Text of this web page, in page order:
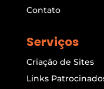
Contato
Serviços
Criação de Sites
Links